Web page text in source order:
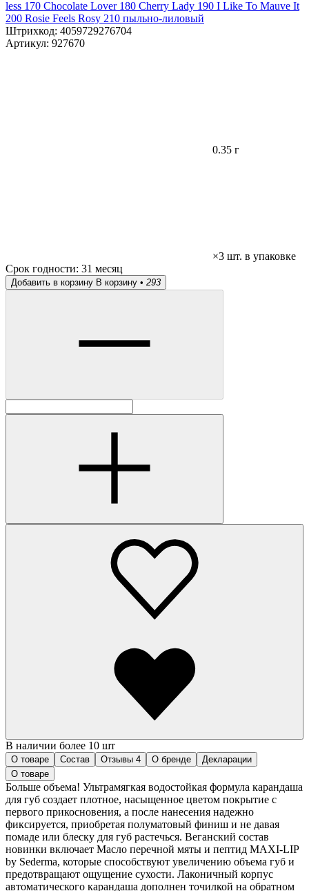
less 170 Chocolate Lover 180 Cherry Lady 190 I Like To Mauve It
200 Rosie Feels Rosy 210 пыльно-лиловый
Штрихкод: 4059729276704
Артикул: 927670
0.35 г
×3 шт. в упаковке
Срок годности: 31 месяц
Добавить в корзину В корзину • 293
В наличии более 10 шт
О товаре Состав Отзывы 4 О бренде
Декларации
О товаре
Больше объема! Ультрамягкая водостойкая формула карандаша
для губ создает плотное, насыщенное цветом покрытие с
первого прикосновения, а после нанесения надежно
фиксируется, приобретая полуматовый финиш и не давая
помаде или блеску для губ растечься. Веганский состав
новинки включает Масло перечной мяты и пептид MAXI-LIP
by Sederma, которые способствуют увеличению объема губ и
предотвращают ощущение сухости. Лаконичный корпус
автоматического карандаша дополнен точилкой на обратном